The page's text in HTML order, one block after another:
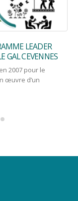
Cévennes
et du
le jeudi 7 octobre